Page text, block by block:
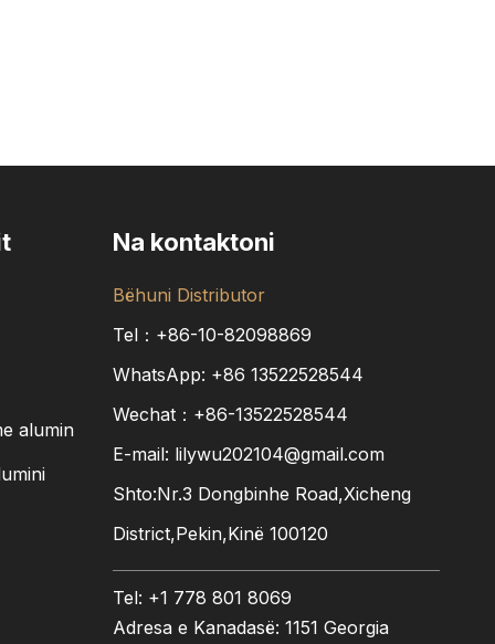
alumin
Na kontaktoni
Bëhuni Distributor
Tel：+86-10-82098869
WhatsApp: +86 13522528544
Wechat：+86-13522528544
E-mail: lilywu202104@gmail.com
Shto:Nr.3 Dongbinhe Road,Xicheng
District,Pekin,Kinë 100120
Tel: +1 778 801 8069
Adresa e Kanadasë: 1151 Georgia